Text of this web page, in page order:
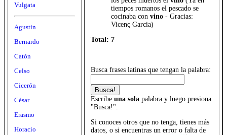
Vulgata
Agustin
Bernardo
Catón
Celso
Cicerón
César
Erasmo
Horacio
tiempos romanos el pescado se
cocinaba con vino - Gracias:
Vicenç Garcia)
Total: 7
Busca frases latinas que tengan la palabra:
Escribe una sola palabra y luego presiona
"Busca!".
Si conoces otros que no tenga, tienes más
datos, o si encuentras un error o falta de